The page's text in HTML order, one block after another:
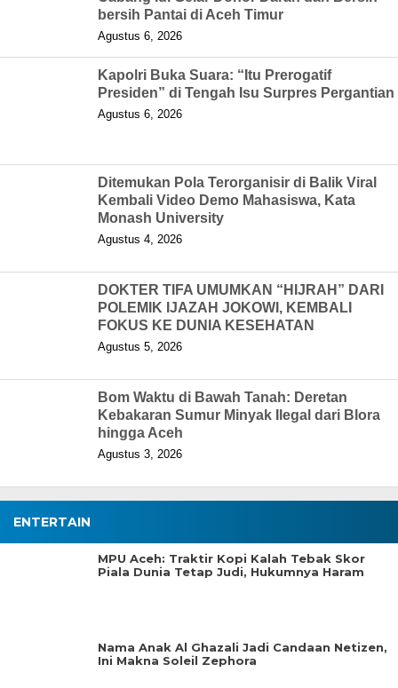
bersih Pantai di Aceh Timur
Agustus 6, 2026
Kapolri Buka Suara: “Itu Prerogatif
Presiden” di Tengah Isu Surpres Pergantian
Agustus 6, 2026
Ditemukan Pola Terorganisir di Balik Viral
Kembali Video Demo Mahasiswa, Kata
Monash University
Agustus 4, 2026
DOKTER TIFA UMUMKAN “HIJRAH” DARI
POLEMIK IJAZAH JOKOWI, KEMBALI
FOKUS KE DUNIA KESEHATAN
Agustus 5, 2026
Bom Waktu di Bawah Tanah: Deretan
Kebakaran Sumur Minyak Ilegal dari Blora
hingga Aceh
Agustus 3, 2026
ENTERTAIN
MPU Aceh: Traktir Kopi Kalah Tebak Skor
Piala Dunia Tetap Judi, Hukumnya Haram
Nama Anak Al Ghazali Jadi Candaan Netizen,
Ini Makna Soleil Zephora